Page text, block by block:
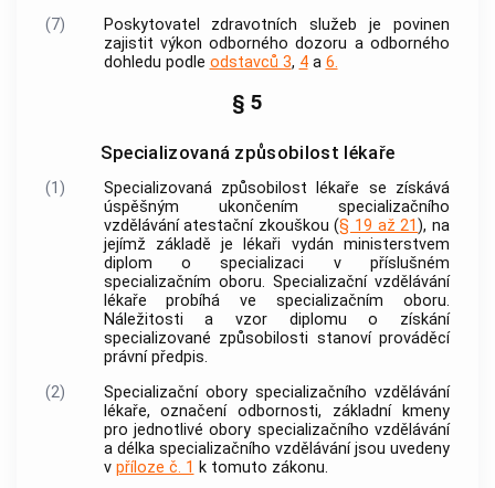
(7)
Poskytovatel zdravotních služeb je povinen
zajistit výkon odborného dozoru a odborného
dohledu podle odstavců 3, 4a 6.
§ 5
Specializovaná způsobilost lékaře
(1)
Specializovaná způsobilost lékaře se získává
úspěšným ukončením specializačního
vzděláváníatestační zkouškou (§ 19 až 21), na
jejímž základě je lékaři vydán ministerstvem
diplom o specializaci v příslušném
specializačním oboru. Specializační vzdělávání
lékaře probíhá ve specializačním oboru.
Náležitosti a vzor diplomu o získání
specializované způsobilosti stanoví prováděcí
právní předpis.
(2)
Specializační obory specializačního vzdělávání
lékaře, označení odbornosti, základní kmeny
pro jednotlivé obory specializačního vzdělávání
a délka specializačního vzděláváníjsou uvedeny
v příloze č. 1 k tomuto zákonu.